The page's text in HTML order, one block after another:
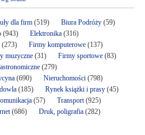
dla firm(519) Biura Podróży(59)
(943) Elektronika (316)
(273) Firmy komputerowe(137)
muzyczne(31) Firmy sportowe(83)
(279)
(690) Nieruchomości(798)
(185) Rynek książki i prasy(45)
(57) Transport(925)
(686) Druk, poligrafia(282)